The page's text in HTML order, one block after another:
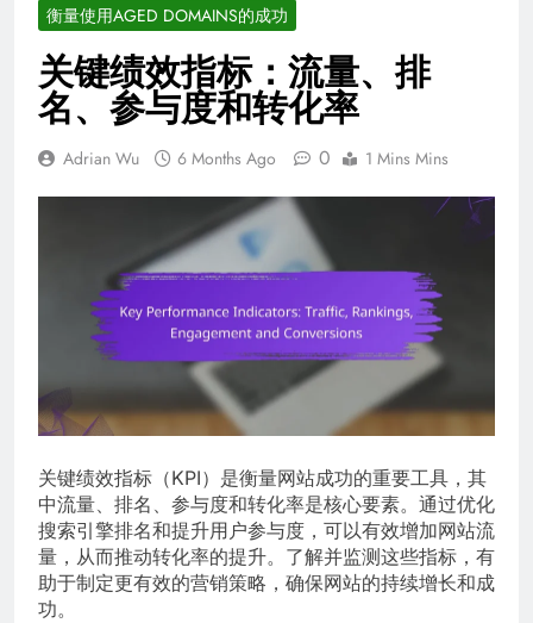
衡量使用AGED DOMAINS的成功
关键绩效指标：流量、排
名、参与度和转化率
Adrian Wu 6 Months Ago 0 1 Mins Mins
关键绩效指标（KPI）是衡量网站成功的重要工具，其
中流量、排名、参与度和转化率是核心要素。通过优化
搜索引擎排名和提升用户参与度，可以有效增加网站流
量，从而推动转化率的提升。了解并监测这些指标，有
助于制定更有效的营销策略，确保网站的持续增长和成
功。